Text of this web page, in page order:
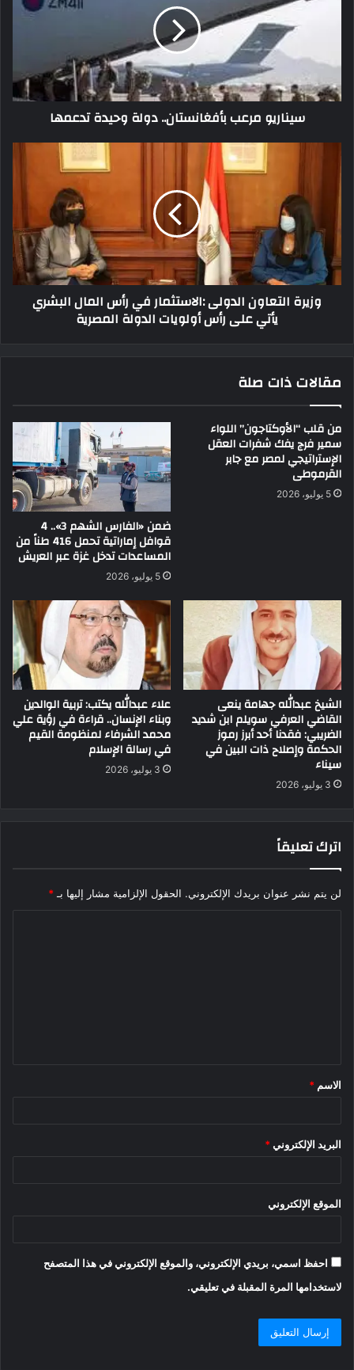
سيناريو مرعب بأفغانستان.. دولة وحيدة تدعمها
وزيرة التعاون الدولى :الاستثمار في رأس المال البشري
يأتي على رأس أولويات الدولة المصرية
مقالات ذات صلة
من قلب “الأوكتاجون” اللواء
سمير فرج يفك شفرات العقل
الإستراتيجي لمصر مع جابر
القرموطى
5 يوليو، 2026
ضمن «الفارس الشهم 3».. 4
قوافل إماراتية تحمل 416 طناً من
المساعدات تدخل غزة عبر العريش
5 يوليو، 2026
الشيخ عبدالله جهامة ينعى
القاضي العرفي سويلم ابن شديد
الضريبي: فقدنا أحد أبرز رموز
الحكمة وإصلاح ذات البين في
سيناء
3 يوليو، 2026
علاء عبدالله يكتب: تربية الوالدين
وبناء الإنسان.. قراءة في رؤية علي
محمد الشرفاء لمنظومة القيم
في رسالة الإسلام
3 يوليو، 2026
اترك تعليقاً
لن يتم نشر عنوان بريدك الإلكتروني. الحقول الإلزامية مشار إليها بـ *
*
الاسم *
البريد الإلكتروني *
الموقع الإلكتروني
احفظ اسمي، بريدي الإلكتروني، والموقع الإلكتروني في هذا المتصفح
لاستخدامها المرة المقبلة في تعليقي.